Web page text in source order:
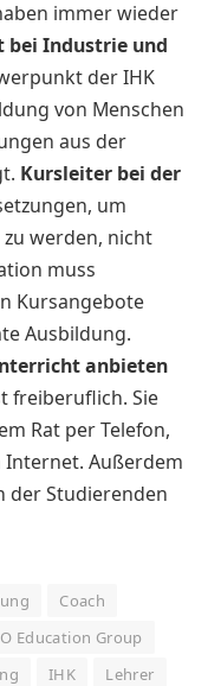
immer wieder
bei Industrie und
der IHK
von Menschen
aus der
Kursleiter bei der
um
werden, nicht
muss
Kursangebote
Ausbildung.
anbieten
freiberuflich. Sie
Rat per Telefon,
Außerdem
der Studierenden
Coach
Education Group
IHK
Lehrer